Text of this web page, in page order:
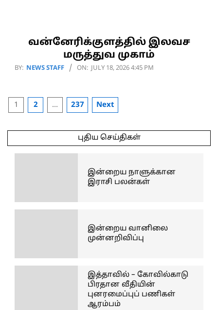
வன்னேரிக்குளத்தில் இலவச
மருத்துவ முகாம்
2026-
BY: NEWS STAFF ON: JULY 18, 2026 4:45 PM
Posts
1 2 … 237 Next
புதிய செய்திகள்
இன்றைய நாளுக்கான
இராசி பலன்கள்
இன்றைய வானிலை
முன்னறிவிப்பு
இத்தாவில் – கோவில்காடு
பிரதான வீதியின்
புனரமைப்புப் பணிகள்
ஆரம்பம்